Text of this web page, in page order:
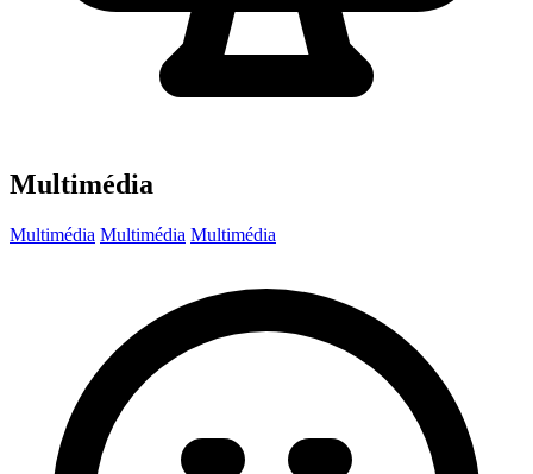
Multimédia
Multimédia Multimédia Multimédia